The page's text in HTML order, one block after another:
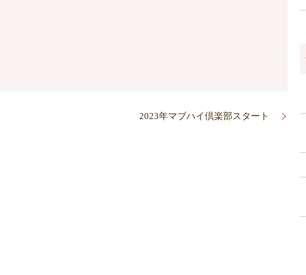
2023年マブハイ倶楽部スタート